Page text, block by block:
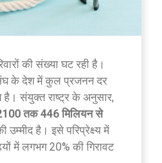
की संख्या घट रही है।
संघ के देश में कुल प्रजनन दर
है। संयुक्त राष्ट्र के अनुसार,
तक 446 मिलियन से
उम्मीद है। इसे परिप्रेक्ष्य में
में लगभग 20% की गिरावट